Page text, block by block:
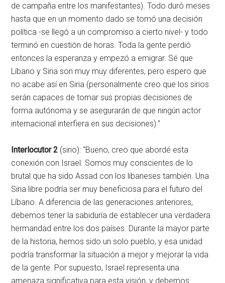
de campaña entre los manifestantes). Todo duró meses
hasta que en un momento dado se tomó una decisión
política -se llegó a un compromiso a cierto nivel- y todo
terminó en cuestión de horas. Toda la gente perdió
entonces la esperanza y empezó a emigrar. Sé que
Líbano y Siria son muy muy diferentes, pero espero que
no acabe así en Siria (personalmente creo que los sirios
serán capaces de tomar sus propias decisiones de
forma autónoma y se asegurarán de que ningún actor
internacional interfiera en sus decisiones).”
Interlocutor 2 (sirio): “Bueno, creo que abordé esta
conexión con Israel. Somos muy conscientes de lo
brutal que ha sido Assad con los libaneses también. Una
Siria libre podría ser muy beneficiosa para el futuro del
Líbano. A diferencia de las generaciones anteriores,
debemos tener la sabiduría de establecer una verdadera
hermandad entre los dos países. Durante la mayor parte
de la historia, hemos sido un solo pueblo, y esa unidad
podría transformar la situación a mejor y mejorar la vida
de la gente. Por supuesto, Israel representa una
amenaza significativa para esta visión, y debemos